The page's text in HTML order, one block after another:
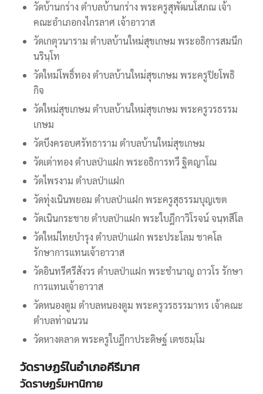
วัดบ้านกร่าง ตำบลบ้านกร่าง พระครูสุพัฒนโสภณ เจ้า
คณะอำเภอกงไกรลาศ เจ้าอาวาส
วัดเกตุวนาราม ตำบลบ้านใหม่สุขเกษม พระอธิการสมนึก
นรินฺโท
วัดใหม่โพธิ์ทอง ตำบลบ้านใหม่สุขเกษม พระครูปิยโพธิ
กิจ
วัดใหม่สุขเกษม ตำบลบ้านใหม่สุขเกษม พระครูวรธรรม
เกษม
วัดบึงครอบศรัทธาราม ตำบลบ้านใหม่สุขเกษม
วัดเต่าทอง ตำบลป่าแฝก พระอธิการทวี ฐิตญาโณ
วัดไพรงาม ตำบลป่าแฝก
วัดทุ่งเนินพยอม ตำบลป่าแฝก พระครูสุธรรมบุญเขต
วัดเนินกระชาย ตำบลป่าแฝก พระใบฎีกาวิโรจน์ จนฺทสีโล
วัดใหม่ไทยบำรุง ตำบลป่าแฝก พระประโลม ชาคโล
รักษาการแทนเจ้าอาวาส
วัดอินทรีศรีสังวร ตำบลป่าแฝก พระชำนาญ ถาวโร รักษา
การแทนเจ้าอาวาส
วัดหนองตูม ตำบลหนองตูม พระครูวรธรรมาทร เจ้าคณะ
ตำบลท่าฉนวน
วัดหางตลาด พระครูใบฎีกาประดิษฐ์ เตชธมฺโม
วัดราษฏร์ในอำเภอคีรีมาศ
วัดราษฏร์มหานิกาย